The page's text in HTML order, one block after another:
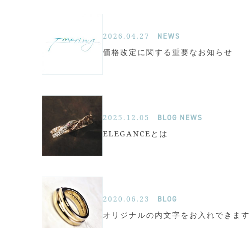
2026.04.27 NEWS
価格改定に関する重要なお知らせ
2025.12.05 BLOG NEWS
ELEGANCEとは
2020.06.23 BLOG
オリジナルの内文字をお入れできます